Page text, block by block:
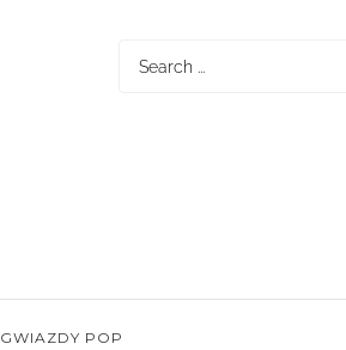
GWIAZDY POP
Search